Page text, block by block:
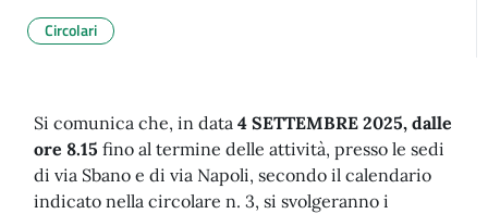
Circolari
Si comunica che, in data 4 SETTEMBRE 2025, dalle
ore 8.15 fino al termine delle attività, presso le sedi
di via Sbano e di via Napoli, secondo il calendario
indicato nella circolare n. 3, si svolgeranno i